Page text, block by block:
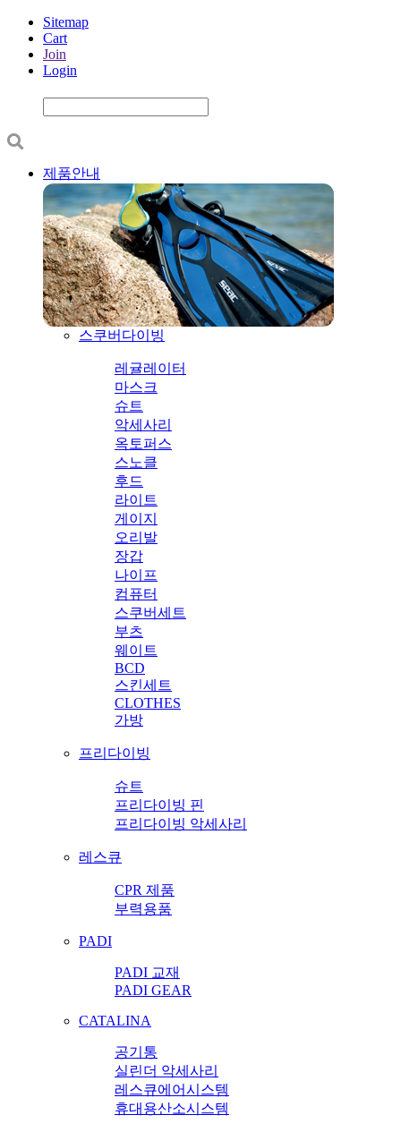
Sitemap
Cart
Join
Login
제품안내
스쿠버다이빙
레귤레이터
마스크
슈트
악세사리
옥토퍼스
스노클
후드
라이트
게이지
오리발
장갑
나이프
컴퓨터
스쿠버세트
부츠
웨이트
BCD
스킨세트
CLOTHES
가방
프리다이빙
슈트
프리다이빙 핀
프리다이빙 악세사리
레스큐
CPR 제품
부력용품
PADI
PADI 교재
PADI GEAR
CATALINA
공기통
실린더 악세사리
레스큐에어시스템
휴대용산소시스템